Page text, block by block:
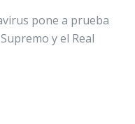
pone a prueba
y el Real